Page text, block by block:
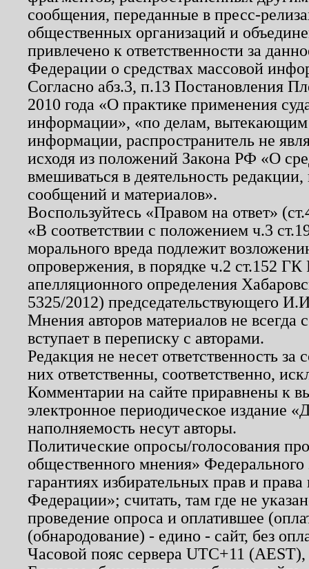
сообщения, переданные в пресс-
общественных организаций и
привлечено к ответственности за
Федерации о средствах массовой
Согласно абз.3, п.13 Постановления
2010 года «О практике применения
информации», «по делам, вытекающим
информации, распространитель не
исходя из положений Закона РФ «О
вмешиваться в деятельность
сообщений и материалов».
Воспользуйтесь «Правом на ответ»
«В соответствии с положением ч.3
морального вреда подлежит
опровержения, в порядке ч.2 ст.152
апелляционного определения
5325/2012) председательствующего
Мнения авторов материалов не
вступает в переписку с авторами.
Редакция не несет ответственность
них ответственны, соответственно,
Комментарии на сайте приравнены к
электронное периодическое издание
наполняемость несут авторы.
Политические опросы/голосования
общественного мнения»
гарантиях избирательных прав и
Федерации»; считать, там где не
проведение опроса и оплатившее
(обнародование) - едино - сайт, без
Часовой пояс сервера UTC+11